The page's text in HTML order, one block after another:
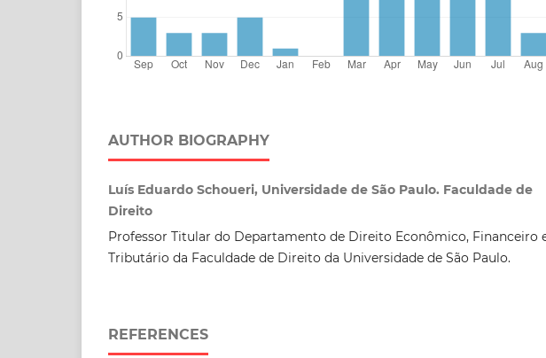
AUTHOR BIOGRAPHY
Luís Eduardo Schoueri, Universidade de São Paulo. Faculdade de
Direito
Professor Titular do Departamento de Direito Econômico, Financeiro
Tributário da Faculdade de Direito da Universidade de São Paulo.
REFERENCES